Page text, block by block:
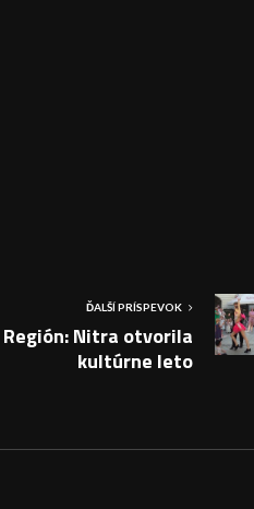
ĎALŠÍ PRÍSPEVOK
Región: Nitra otvorila
kultúrne leto